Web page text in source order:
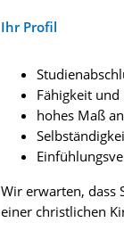
Ihr Profil
Fähigkeit
hohes Maß
Wir erwarten, dass
einer christlichen